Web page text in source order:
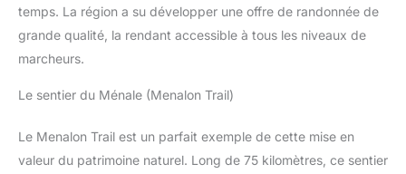
temps. La région a su développer une offre de randonnée de
grande qualité, la rendant accessible à tous les niveaux de
marcheurs.
Le sentier du Ménale (Menalon Trail)
Le Menalon Trail est un parfait exemple de cette mise en
valeur du patrimoine naturel. Long de 75 kilomètres, ce sentier